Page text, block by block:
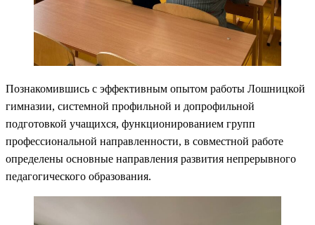
Познакомившись с эффективным опытом работы Лошницкой
гимназии, системной профильной и допрофильной
подготовкой учащихся, функционированием групп
профессиональной направленности, в совместной работе
определены основные направления развития непрерывного
педагогического образования.